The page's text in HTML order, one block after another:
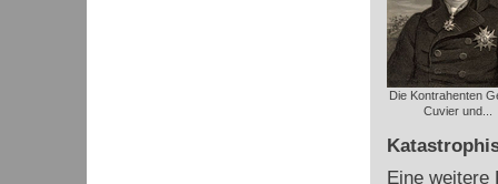
Die Kontrahenten
Cuvier und...
Eine weitere